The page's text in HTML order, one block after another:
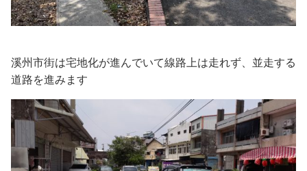
溪州市街は宅地化が進んでいて線路上は走れず、並走する
道路を進みます